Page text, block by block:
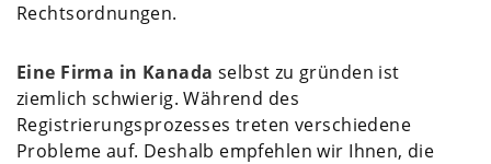
Rechtsordnungen.
Eine Firma in Kanada selbst zu gründen ist
ziemlich schwierig. Während des
Registrierungsprozesses treten verschiedene
Probleme auf. Deshalb empfehlen wir Ihnen, die